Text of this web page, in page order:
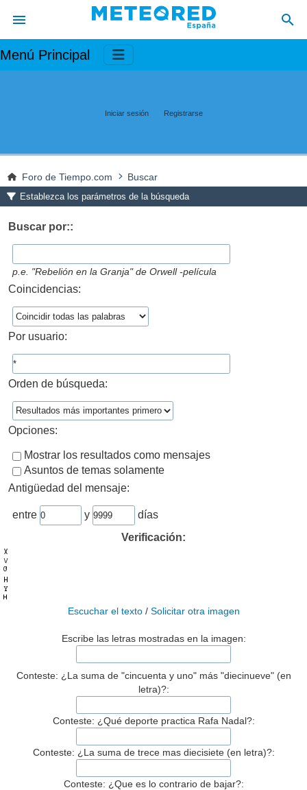
Menú Principal
Iniciar sesión Registrarse
Foro de Tiempo.com Buscar
Establezca los parámetros de la búsqueda
Buscar por::
p.e. "Rebelión en la Granja" de Orwell -película
Coincidencias:
Por usuario:
Orden de búsqueda:
Opciones:
Mostrar los resultados como mensajes
Asuntos de temas solamente
Antigüedad del mensaje:
entre y
días
Verificación:
Escuchar el texto/ Solicitar otra imagen
Escribe las letras mostradas en la imagen:
Conteste: ¿La suma de "cincuenta y uno" más "diecinueve" (en
letra)?:
Conteste: ¿Qué deporte practica Rafa Nadal?:
Conteste: ¿La suma de trece mas diecisiete (en letra)?:
Conteste: ¿Que es lo contrario de bajar?: